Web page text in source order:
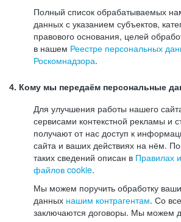
Полный список обрабатываемых
данных с указанием субъектов,
правового основания, целей
в нашем Реестре персональных
Роскомнадзора.
4. Кому мы передаём персональные
Для улучшения работы нашего
сервисами контекстной рекламы и
получают от нас доступ к
сайта и ваших действиях на нём.
таких сведений описан в Правилах
файлов cookie.
Мы можем поручить обработку
данных нашим контрагентам. Со
заключаются договоры. Мы можем